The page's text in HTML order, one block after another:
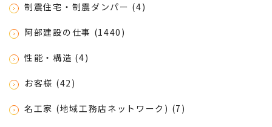
制震住宅・制震ダンパー (4)
阿部建設の仕事 (1440)
性能・構造 (4)
お客様 (42)
名工家 (地域工務店ネットワーク) (7)